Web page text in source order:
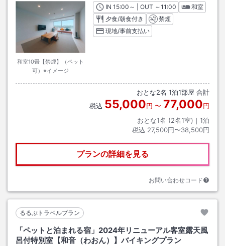
和室10畳【禁煙】（ペット
可）※イメージ
INチェックイン
15:00 ～ | OUT チェックアウト
～11:00
和室
夕食/朝食付き
禁煙
現地/事前支払い
おとな2名 1泊1部屋 合計
税込 55,000円 〜 77,000円
おとな1名 (2名1室)｜ 1泊
税込 27,500円〜38,500円
プランの詳細を見る
お問い合わせコード
るるぶトラベルプラン
「ペットと泊まれる宿」2024年リニューアル客室露天風
呂付特別室【和音（わおん）】バイキングプラン